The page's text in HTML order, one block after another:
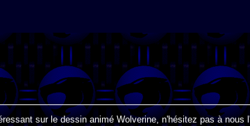
sur le dessin animé Wolverine, n'hésitez pas à nous